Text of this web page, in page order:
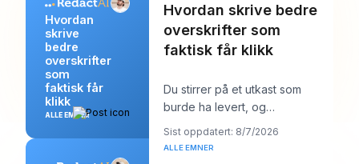
Hvordan
skrive
bedre
overskrifter
som
faktisk får
klikk
ALLE EMNER
Hvordan skrive bedre
overskrifter som
faktisk får klikk
Du stirrer på et utkast som
burde ha levert, og
overskriften er sannsynligvis
det første du mistenke
Sist oppdatert: 8/7/2026
ALLE EMNER